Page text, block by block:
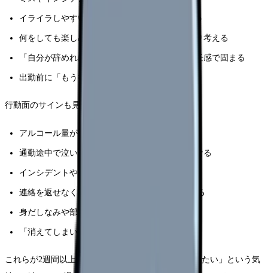
イライラしやすい、家族や同僚に当たってしまう
何をしても楽しめない、休日も仕事のことばかり考える
「自分が辞めれば現場が回らない」と過度な責任感で固まる
出勤前に「もう行きたくない」と強く感じる
行動面のサインも見逃せません。
アルコール量が増える、夜中の暴食が増える
通勤途中で泣いてしまう、職場の前で動けなくなる
インシデントやヒヤリハットが増えている
連絡を返せなくなる、SNSやLINEの返信が止まる
身だしなみや部屋が荒れる
「消えてしまいたい」と感じる時間が増える
これらが2週間以上続く、または「死にたい」「消えたい」という気